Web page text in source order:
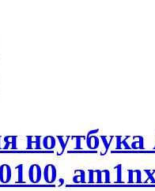
ноутбука